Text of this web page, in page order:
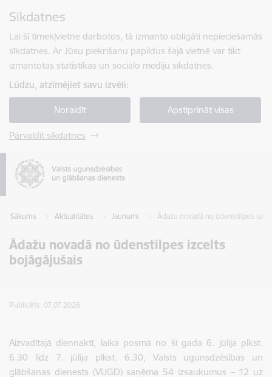
Sīkdatnes
Lai šī tīmekļvietne darbotos, tā izmanto obligāti nepieciešamās
sīkdatnes. Ar Jūsu piekrišanu papildus šajā vietnē var tikt
izmantotas statistikas un sociālo mediju sīkdatnes.
Lūdzu, atzīmējiet savu izvēli:
Noraidīt Apstiprināt visas
Pārvaldīt sīkdatnes
Sākums Aktualitātes Jaunumi Ādažu novadā no ūdenstilpes
Ādažu novadā no ūdenstilpes izcelts
bojāgājušais
Publicēts: 07.07.2026.
Aizvadītajā diennaktī, laika posmā no šī gada 6. jūlija plkst.
6.30 līdz 7. jūlija plkst. 6.30, Valsts ugunsdzēsības un
glābšanas dienests (VUGD) saņēma 54 izsaukumus – 12 uz